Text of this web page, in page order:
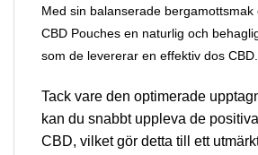
Med sin balanserade
CBD Pouches en naturlig och
som de levererar en effektiv dos CBD.
Tack vare den optimerade
kan du snabbt uppleva de
CBD, vilket gör detta till ett